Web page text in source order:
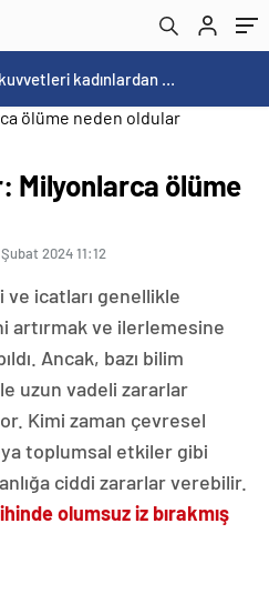
Norweç silahlı kuvvetleri kadınlardan oluşan özel kuvvetler eğitimlerini başlattı.
Milyonlarca ölüme
2024 11:12
ve icatları genellikle
artırmak ve ilerlemesine
Ancak, bazı bilim
uzun vadeli zararlar
Kimi zaman çevresel
toplumsal etkiler gibi
ciddi zararlar verebilir.
olumsuz iz bırakmış